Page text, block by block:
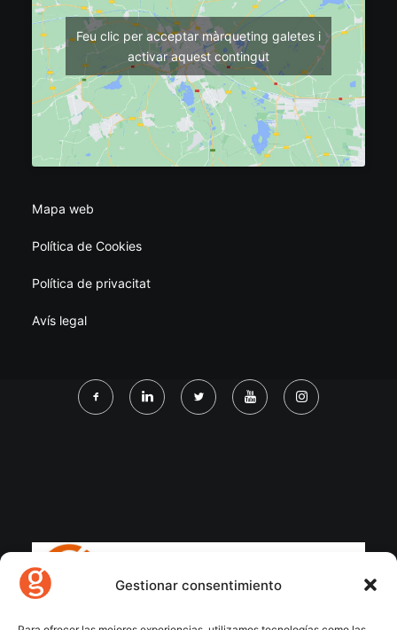
Gestionar consentimiento
Feu clic per acceptar màrqueting galetes i
activar aquest contingut
Mapa web
Política de Cookies
Política de privacitat
Avís legal